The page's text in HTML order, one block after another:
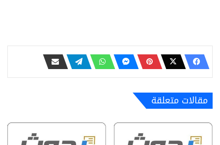
مقالات متعلقة